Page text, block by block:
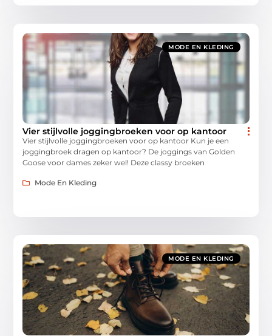
MODE EN KLEDING
Vier stijlvolle joggingbroeken voor op kantoor
Vier stijlvolle joggingbroeken voor op kantoor Kun je een
joggingbroek dragen op kantoor? De joggings van Golden
Goose voor dames zeker wel! Deze classy broeken
Mode En Kleding
MODE EN KLEDING